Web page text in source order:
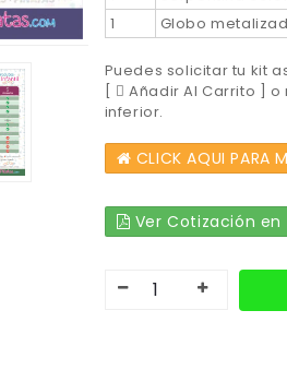
1
Globo
Puedes solicitar tu kit
[
Añadir Al Carrito ]
inferior.
CLICK AQUI PARA
Ver Cotización